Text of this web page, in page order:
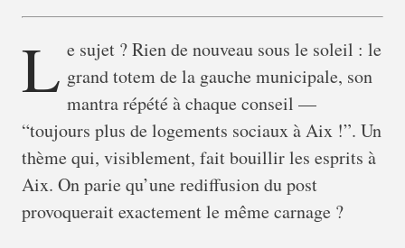
L e sujet ? Rien de nouveau sous le soleil : le
grand totem de la gauche municipale, son
mantra répété à chaque conseil —
“toujours plus de logements sociaux à Aix !”. Un
thème qui, visiblement, fait bouillir les esprits à
Aix. On parie qu’une rediffusion du post
provoquerait exactement le même carnage ?